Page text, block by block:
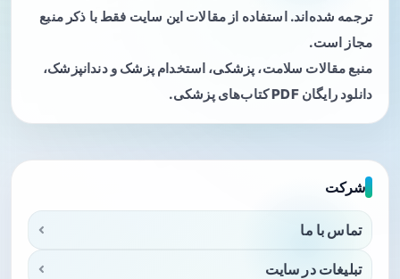
ترجمه شده‌اند. استفاده از مقالات این سایت فقط با ذکر منبع
مجاز است.
منبع مقالات سلامت، پزشکی، استخدام پزشک و دندانپزشک،
دانلود رایگان PDF کتاب‌های پزشکی.
شرکت
تماس با ما
تبلیغات در سایت